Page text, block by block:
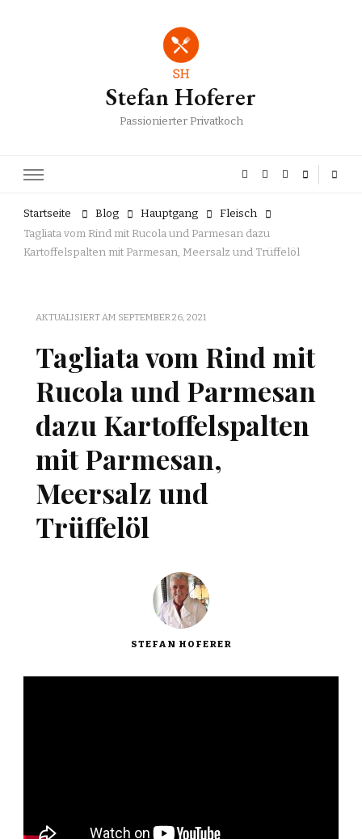
Stefan Hoferer
Passionierter Privatkoch
Startseite Blog Hauptgang
Fleisch
Tagliata vom Rind mit Rucola und Parmesan dazu
Kartoffelspalten mit Parmesan, Meersalz und Trüffelöl
AKTUALISIERT AM SEPTEMBER 26, 2021
Tagliata vom Rind mit
Rucola und Parmesan
dazu Kartoffelspalten
mit Parmesan,
Meersalz und
Trüffelöl
STEFAN HOFERER